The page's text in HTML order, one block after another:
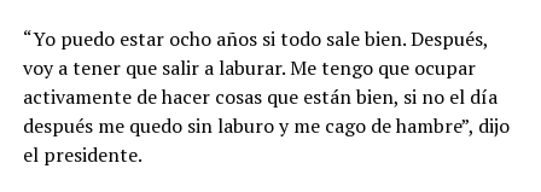
“Yo puedo estar ocho años si todo sale bien. Después,
voy a tener que salir a laburar. Me tengo que ocupar
activamente de hacer cosas que están bien, si no el día
después me quedo sin laburo y me cago de hambre”, dijo
el presidente.